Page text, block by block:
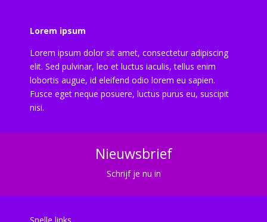
Lorem ipsum
Lorem ipsum dolor sit amet, consectetur adipiscing
elit. Sed pulvinar, leo et luctus iaculis, tellus enim
lobortis augue, id eleifend odio lorem eu sapien.
Fusce eget neque posuere, luctus purus eu, suscipit
nisi.
Nieuwsbrief
Schrijf je nu in